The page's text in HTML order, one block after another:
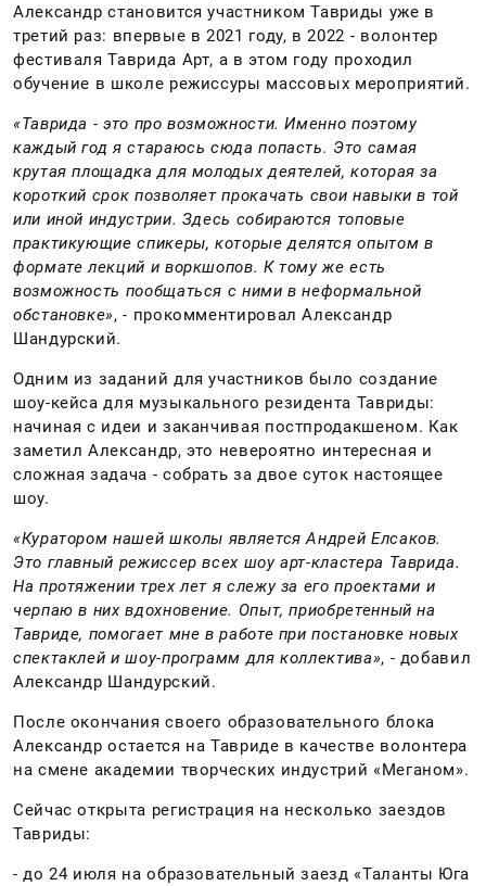
Александр становится участником Тавриды уже в
третий раз: впервые в 2021 году, в 2022 - волонтер
фестиваля Таврида Арт, а в этом году проходил
обучение в школе режиссуры массовых мероприятий.
«Таврида - это про возможности. Именно поэтому
каждый год я стараюсь сюда попасть. Это самая
крутая площадка для молодых деятелей, которая за
короткий срок позволяет прокачать свои навыки в той
или иной индустрии. Здесь собираются топовые
практикующие спикеры, которые делятся опытом в
формате лекций и воркшопов. К тому же есть
возможность пообщаться с ними в неформальной
обстановке», - прокомментировал Александр
Шандурский.
Одним из заданий для участников было создание
шоу-кейса для музыкального резидента Тавриды:
начиная с идеи и заканчивая постпродакшеном. Как
заметил Александр, это невероятно интересная и
сложная задача - собрать за двое суток настоящее
шоу.
«Куратором нашей школы является Андрей Елсаков.
Это главный режиссер всех шоу арт-кластера Таврида.
На протяжении трех лет я слежу за его проектами и
черпаю в них вдохновение. Опыт, приобретенный на
Тавриде, помогает мне в работе при постановке новых
спектаклей и шоу-программ для коллектива», - добавил
Александр Шандурский.
После окончания своего образовательного блока
Александр остается на Тавриде в качестве волонтера
на смене академии творческих индустрий «Меганом».
Сейчас открыта регистрация на несколько заездов
Тавриды:
- до 24 июля на образовательный заезд «Таланты Юга